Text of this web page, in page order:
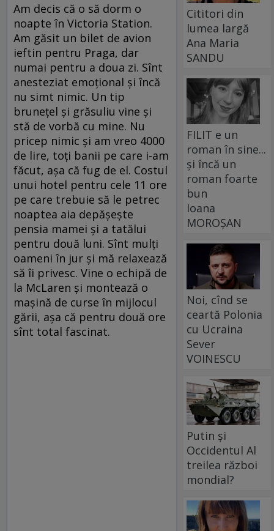
Am decis că o să dorm o
noapte în Victoria Station.
Am găsit un bilet de avion
ieftin pentru Praga, dar
numai pentru a doua zi. Sînt
anesteziat emoţional şi încă
nu simt nimic. Un tip
bruneţel şi grăsuliu vine şi
stă de vorbă cu mine. Nu
pricep nimic şi am vreo 4000
de lire, toţi banii pe care i-am
făcut, aşa că fug de el. Costul
unui hotel pentru cele 11 ore
pe care trebuie să le petrec
noaptea aia depăşeşte
pensia mamei şi a tatălui
pentru două luni. Sînt mulţi
oameni în jur şi mă relaxează
să îi privesc. Vine o echipă de
la McLaren şi montează o
maşină de curse în mijlocul
gării, aşa că pentru două ore
sînt total fascinat.
Cititori din
lumea largă
Ana Maria
SANDU
FILIT e un
roman în sine...
și încă un
roman foarte
bun
Ioana
MOROȘAN
Noi, cînd se
ceartă Polonia
cu Ucraina
Sever
VOINESCU
Putin și
Occidentul Al
treilea război
mondial?